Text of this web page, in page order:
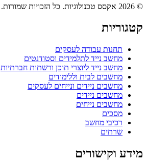
© 2026 אקסס טכנולוגיות. כל הזכויות שמורות.
קטגוריות
תחנות עבודה לעסקים
מחשב נייד לתלמידים וסטודנטים
מחשב נייד ליוצרי תוכן ורשתות חברתיות
מחשבים לבית וללימודים
מחשבים ניידים ונייחים לעסקים
מחשבים ניידים
מחשבים נייחים
מסכים
רכיבי מחשב
שרתים
מידע וקישורים